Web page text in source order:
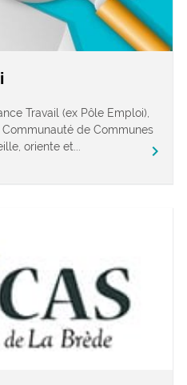
Travail (ex Pôle Emploi),
de Communes
oriente et...
chevron_right